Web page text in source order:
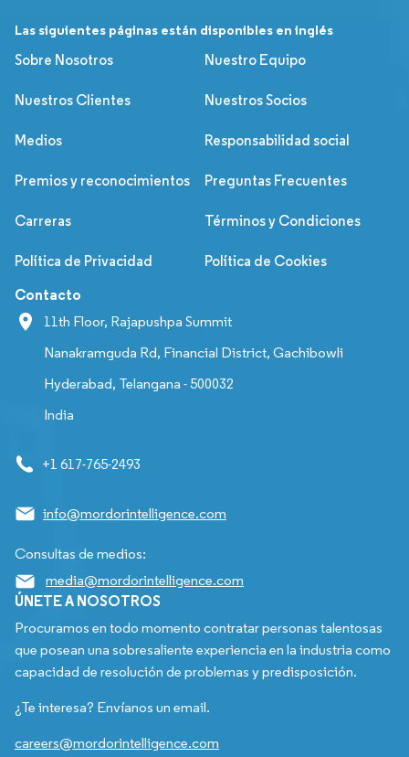
Las siguientes páginas están disponibles en inglés
Sobre Nosotros
Nuestro Equipo
Nuestros Clientes Nuestros Socios
Medios Responsabilidad social
Premios y reconocimientos Preguntas Frecuentes
Carreras Términos y Condiciones
Política de Privacidad Política de Cookies
Contacto
11th Floor, Rajapushpa Summit
Nanakramguda Rd, Financial District, Gachibowli
Hyderabad, Telangana - 500032
India
+1 617-765-2493
info@mordorintelligence.com
Consultas de medios:
media@mordorintelligence.com
ÚNETE A NOSOTROS
Procuramos en todo momento contratar personas talentosas
que posean una sobresaliente experiencia en la industria como
capacidad de resolución de problemas y predisposición.
¿Te interesa? Envíanos un email.
careers@mordorintelligence.com